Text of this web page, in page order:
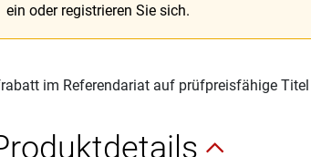
ein oder registrieren Sie sich.
im Referendariat auf prüfpreisfähige